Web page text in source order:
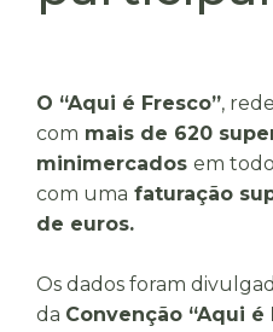
O “Aqui é Fresco”,
com mais de 620
minimercados em
com uma faturação
de euros.
Os dados foram
da Convenção “Aqui é